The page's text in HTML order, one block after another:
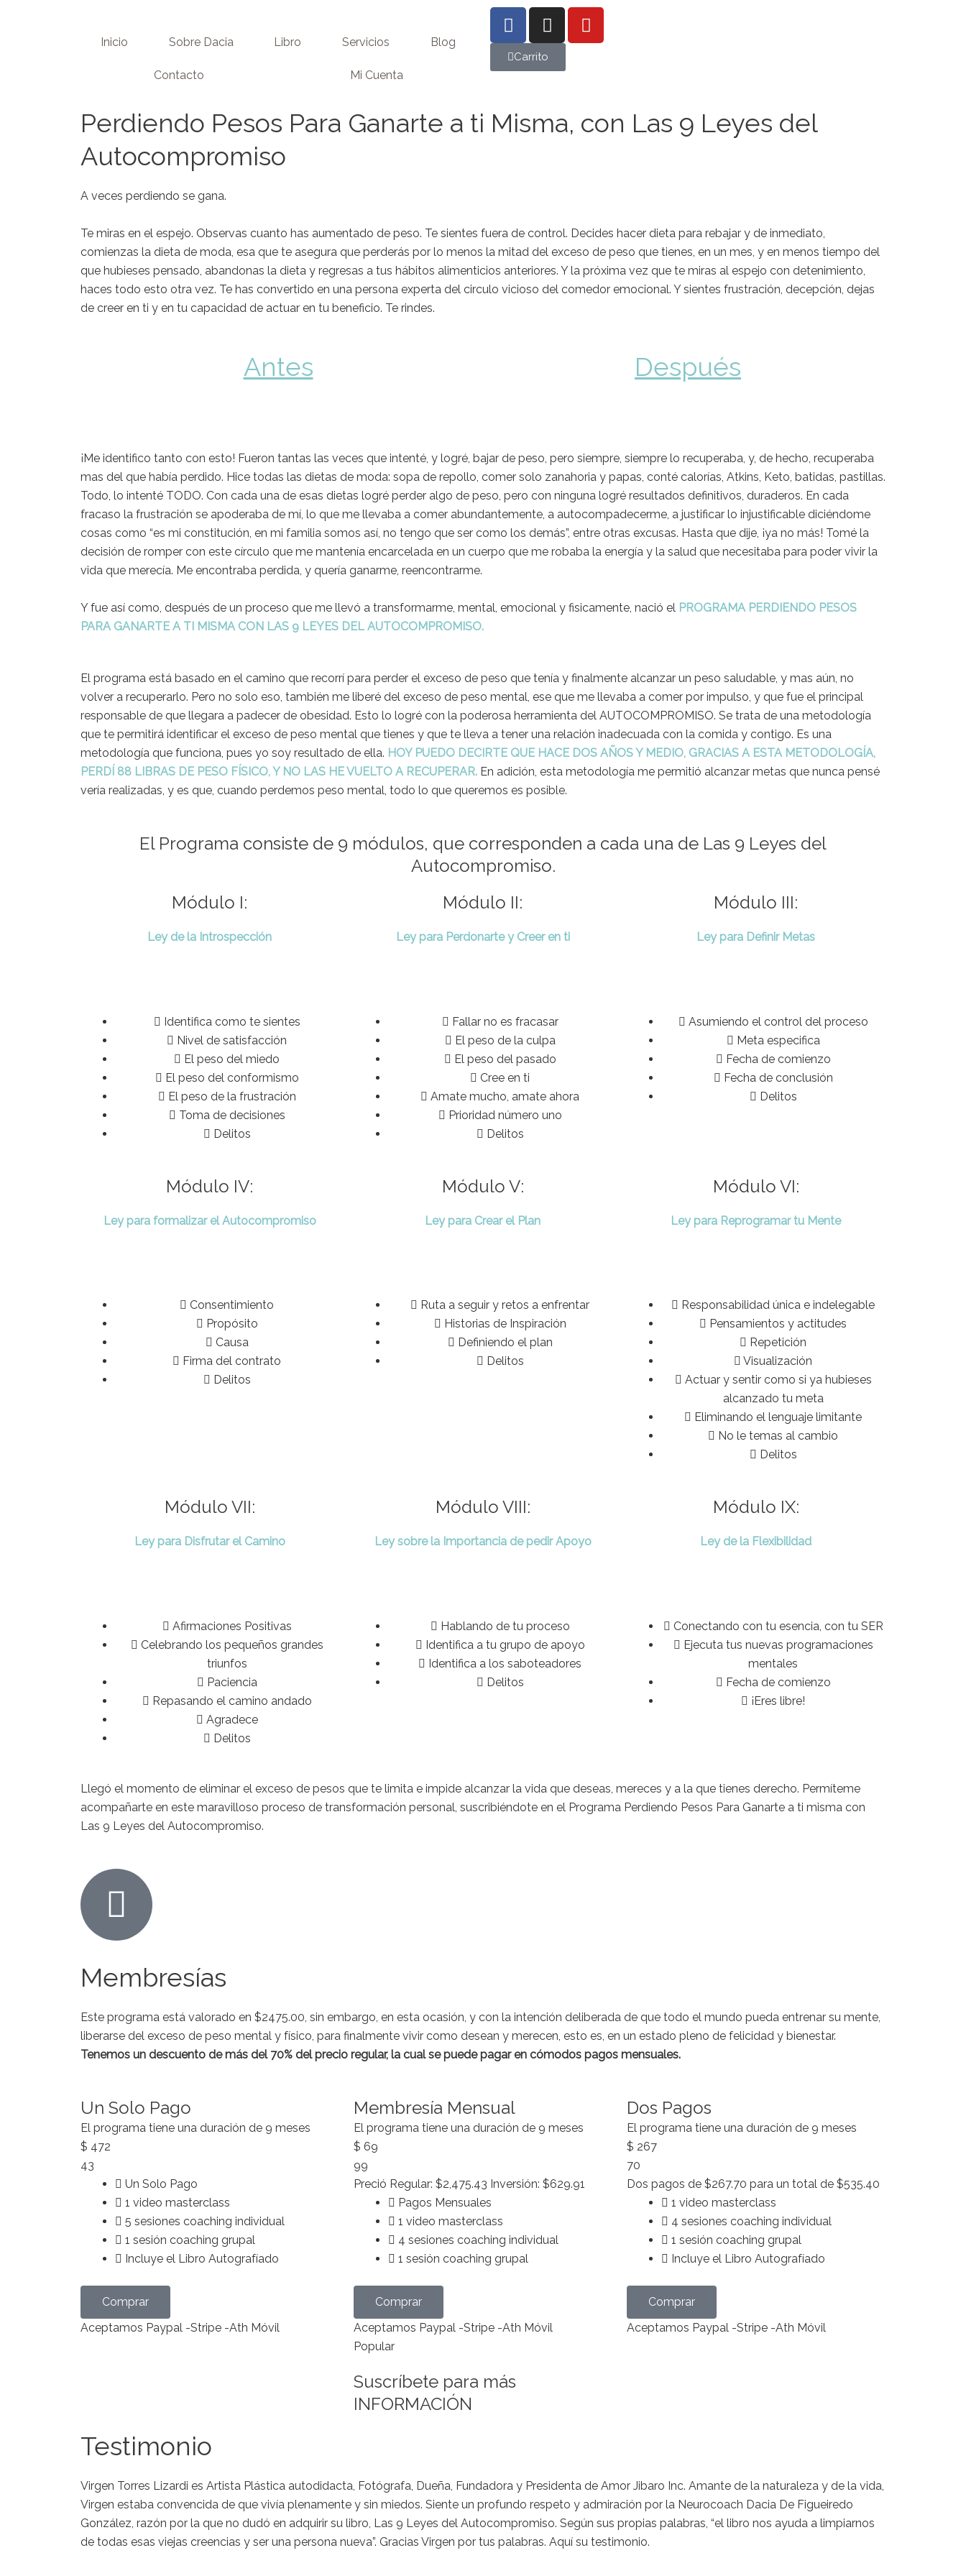
Inicio Sobre Dacia Libro Servicios Blog
Contacto Mi Cuenta
F
a
c
e
o
I
n
s
t
r
Y
o
e
Carrito
Perdiendo Pesos Para Ganarte a ti Misma, con Las 9 Leyes del
Autocompromiso
A veces perdiendo se gana.
Te miras en el espejo. Observas cuanto has aumentado de peso. Te sientes fuera de control. Decides hacer dieta para rebajar y de inmediato,
comienzas la dieta de moda, esa que te asegura que perderás por lo menos la mitad del exceso de peso que tienes, en un mes, y en menos tiempo del
que hubieses pensado, abandonas la dieta y regresas a tus hábitos alimenticios anteriores. Y la próxima vez que te miras al espejo con detenimiento,
haces todo esto otra vez. Te has convertido en una persona experta del circulo vicioso del comedor emocional. Y sientes frustración, decepción, dejas
de creer en ti y en tu capacidad de actuar en tu beneficio. Te rindes.
Antes Después
¡Me identifico tanto con esto! Fueron tantas las veces que intenté, y logré, bajar de peso, pero siempre, siempre lo recuperaba, y, de hecho, recuperaba
mas del que había perdido. Hice todas las dietas de moda: sopa de repollo, comer solo zanahoria y papas, conté calorías, Atkins, Keto, batidas, pastillas.
Todo, lo intenté TODO. Con cada una de esas dietas logré perder algo de peso, pero con ninguna logré resultados definitivos, duraderos. En cada
fracaso la frustración se apoderaba de mí, lo que me llevaba a comer abundantemente, a autocompadecerme, a justificar lo injustificable diciéndome
cosas como “es mi constitución, en mi familia somos así, no tengo que ser como los demás”, entre otras excusas. Hasta que dije, ¡ya no más! Tomé la
decisión de romper con este círculo que me mantenía encarcelada en un cuerpo que me robaba la energía y la salud que necesitaba para poder vivir la
vida que merecía. Me encontraba perdida, y quería ganarme, reencontrarme.
Y fue así como, después de un proceso que me llevó a transformarme, mental, emocional y fisicamente, nació el PROGRAMA PERDIENDO PESOS
PARA GANARTE A TI MISMA CON LAS 9 LEYES DEL AUTOCOMPROMISO.
El programa está basado en el camino que recorrí para perder el exceso de peso que tenía y finalmente alcanzar un peso saludable, y mas aún, no
volver a recuperarlo. Pero no solo eso, también me liberé del exceso de peso mental, ese que me llevaba a comer por impulso, y que fue el principal
responsable de que llegara a padecer de obesidad. Esto lo logré con la poderosa herramienta del AUTOCOMPROMISO. Se trata de una metodología
que te permitirá identificar el exceso de peso mental que tienes y que te lleva a tener una relación inadecuada con la comida y contigo. Es una
metodología que funciona, pues yo soy resultado de ella. HOY PUEDO DECIRTE QUE HACE DOS AÑOS Y MEDIO, GRACIAS A ESTA METODOLOGÍA,
PERDÍ 88 LIBRAS DE PESO FÍSICO, Y NO LAS HE VUELTO A RECUPERAR. En adición, esta metodología me permitió alcanzar metas que nunca pensé
vería realizadas, y es que, cuando perdemos peso mental, todo lo que queremos es posible.
El Programa consiste de 9 módulos, que corresponden a cada una de Las 9 Leyes del
Autocompromiso.
Módulo I:
Ley de la Introspección
Identifica como te sientes
Nivel de satisfacción
El peso del miedo
El peso del conformismo
El peso de la frustración
Toma de decisiones
Delitos
Módulo II:
Ley para Perdonarte y Creer en ti
Fallar no es fracasar
El peso de la culpa
El peso del pasado
Cree en ti
Amate mucho, amate ahora
Prioridad número uno
Delitos
Módulo III:
Ley para Definir Metas
Asumiendo el control del proceso
Meta especifica
Fecha de comienzo
Fecha de conclusión
Delitos
Módulo IV:
Ley para formalizar el Autocompromiso
Consentimiento
Propósito
Causa
Firma del contrato
Delitos
Módulo V:
Ley para Crear el Plan
Ruta a seguir y retos a enfrentar
Historias de Inspiración
Definiendo el plan
Delitos
Módulo VI:
Ley para Reprogramar tu Mente
Responsabilidad única e indelegable
Pensamientos y actitudes
Repetición
Visualización
Actuar y sentir como si ya hubieses
alcanzado tu meta
Eliminando el lenguaje limitante
No le temas al cambio
Delitos
Módulo VII:
Ley para Disfrutar el Camino
Afirmaciones Positivas
Celebrando los pequeños grandes
triunfos
Paciencia
Repasando el camino andado
Agradece
Delitos
Módulo VIII:
Ley sobre la Importancia de pedir Apoyo
Hablando de tu proceso
Identifica a tu grupo de apoyo
Identifica a los saboteadores
Delitos
Módulo IX:
Ley de la Flexibilidad
Conectando con tu esencia, con tu SER
Ejecuta tus nuevas programaciones
mentales
Fecha de comienzo
¡Eres libre!
Llegó el momento de eliminar el exceso de pesos que te limita e impide alcanzar la vida que deseas, mereces y a la que tienes derecho. Permíteme
acompañarte en este maravilloso proceso de transformación personal, suscribiéndote en el Programa Perdiendo Pesos Para Ganarte a ti misma con
Las 9 Leyes del Autocompromiso.
Membresías
Este programa está valorado en $2475.00, sin embargo, en esta ocasión, y con la intención deliberada de que todo el mundo pueda entrenar su mente,
liberarse del exceso de peso mental y físico, para finalmente vivir como desean y merecen, esto es, en un estado pleno de felicidad y bienestar.
Tenemos un descuento de más del 70% del precio regular, la cual se puede pagar en cómodos pagos mensuales.
Un Solo Pago
El programa tiene una duración de 9 meses
$ 472
43
Un Solo Pago
1 video masterclass
5 sesiones coaching individual
1 sesión coaching grupal
Incluye el Libro Autografíado
Comprar
Aceptamos Paypal -Stripe -Ath Móvil
Membresía Mensual
El programa tiene una duración de 9 meses
$ 69
99
Preció Regular: $2,475.43 Inversión: $629.91
Pagos Mensuales
1 video masterclass
4 sesiones coaching individual
1 sesión coaching grupal
Comprar
Aceptamos Paypal -Stripe -Ath Móvil
Popular
Dos Pagos
El programa tiene una duración de 9 meses
$ 267
70
Dos pagos de $267.70 para un total de $535.40
1 video masterclass
4 sesiones coaching individual
1 sesión coaching grupal
Incluye el Libro Autografíado
Comprar
Aceptamos Paypal -Stripe -Ath Móvil
Suscríbete para más
INFORMACIÓN
Testimonio
Virgen Torres Lizardi es Artista Plástica autodidacta, Fotógrafa, Dueña, Fundadora y Presidenta de Amor Jibaro Inc. Amante de la naturaleza y de la vida,
Virgen estaba convencida de que vivía plenamente y sin miedos. Siente un profundo respeto y admiración por la Neurocoach Dacia De Figueiredo
González, razón por la que no dudó en adquirir su libro, Las 9 Leyes del Autocompromiso. Según sus propias palabras, “el libro nos ayuda a limpiarnos
de todas esas viejas creencias y ser una persona nueva”. Gracias Virgen por tus palabras. Aquí su testimonio.